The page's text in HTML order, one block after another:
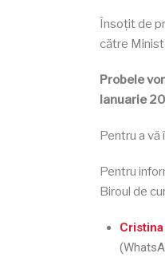
Însoțitde
către
Probele
Ianuarie
Pentru a
Pentru
Biroul de